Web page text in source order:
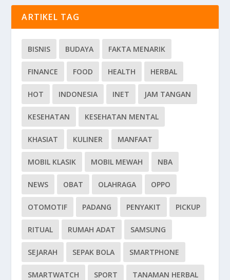
ARTIKEL TAG
BISNIS BUDAYA FAKTA MENARIK
FINANCE FOOD HEALTH HERBAL
HOT INDONESIA INET JAM TANGAN
KESEHATAN KESEHATAN MENTAL
KHASIAT KULINER MANFAAT
MOBIL KLASIK MOBIL MEWAH NBA
NEWS OBAT OLAHRAGA OPPO
OTOMOTIF PADANG PENYAKIT PICKUP
RITUAL RUMAH ADAT SAMSUNG
SEJARAH SEPAK BOLA SMARTPHONE
SMARTWATCH SPORT TANAMAN HERBAL